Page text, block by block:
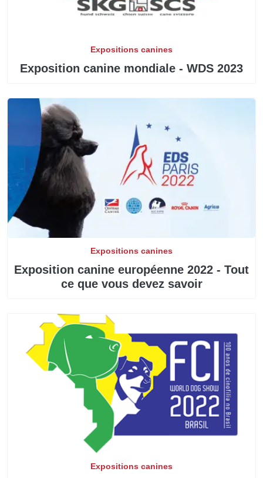
Expositions canines
Exposition canine mondiale - WDS 2023
Expositions canines
Exposition canine européenne 2022 - Tout
ce que vous devez savoir
Expositions canines